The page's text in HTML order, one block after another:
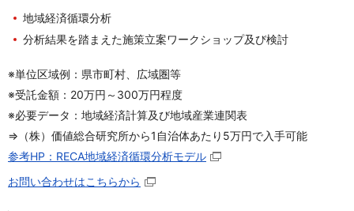
地域経済循環分析
分析結果を踏まえた施策立案ワークショップ及び検討
※単位区域例：県市町村、広域圏等
※受託金額：20万円～300万円程度
※必要データ：地域経済計算及び地域産業連関表
⇒（株）価値総合研究所から1自治体あたり5万円で入手可能
参考HP：RECA地域経済循環分析モデル
お問い合わせはこちらから